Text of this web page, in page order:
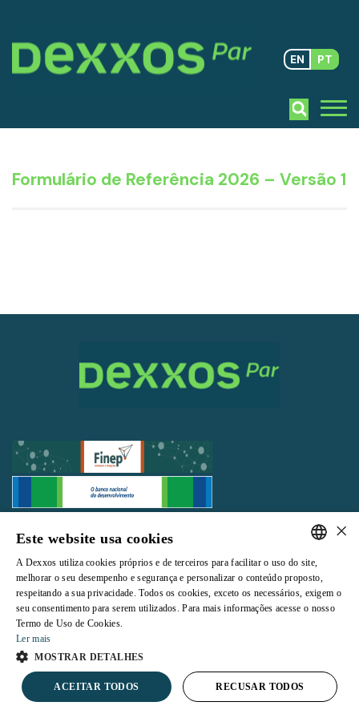
EN PT
Formulário de Referência 2026 – Versão 1
Todos os direitos reservados | Termos e Condições de Uso
Política de
Privacidade
PORTUGUESE
ENGLISH
×
Este website usa cookies
A Dexxos utiliza cookies próprios e de terceiros para facilitar o uso do site,
melhorar o seu desempenho e segurança e personalizar o conteúdo proposto,
respeitando a sua privacidade. Todos os cookies, exceto os necessários, exigem o
seu consentimento para serem utilizados. Para mais informações acesse o nosso
Termo de Uso de Cookies.
Ler mais
MOSTRAR DETALHES
ACEITAR TODOS RECUSAR TODOS